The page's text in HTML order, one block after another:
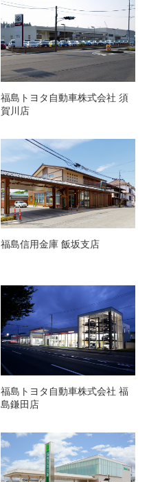
福島トヨタ自動車株式会社 須
賀川店
福島信用金庫 飯坂支店
福島トヨタ自動車株式会社 福
島鎌田店